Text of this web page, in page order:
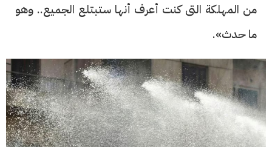
من المهلكة التى كنت أعرف أنها ستبتلع الجميع.. وهو
ما حدث».